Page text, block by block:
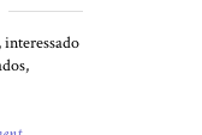
interessado